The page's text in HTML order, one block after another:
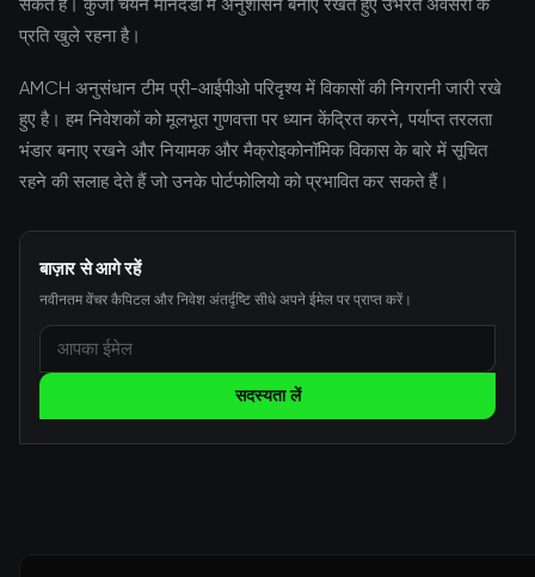
सकते हैं। कुंजी चयन मानदंडों में अनुशासन बनाए रखते हुए उभरते अवसरों के
प्रति खुले रहना है।
AMCH अनुसंधान टीम प्री-आईपीओ परिदृश्य में विकासों की निगरानी जारी रखे
हुए है। हम निवेशकों को मूलभूत गुणवत्ता पर ध्यान केंद्रित करने, पर्याप्त तरलता
भंडार बनाए रखने और नियामक और मैक्रोइकोनॉमिक विकास के बारे में सूचित
रहने की सलाह देते हैं जो उनके पोर्टफोलियो को प्रभावित कर सकते हैं।
बाज़ार से आगे रहें
नवीनतम वेंचर कैपिटल और निवेश अंतर्दृष्टि सीधे अपने ईमेल पर प्राप्त करें।
सदस्यता लें